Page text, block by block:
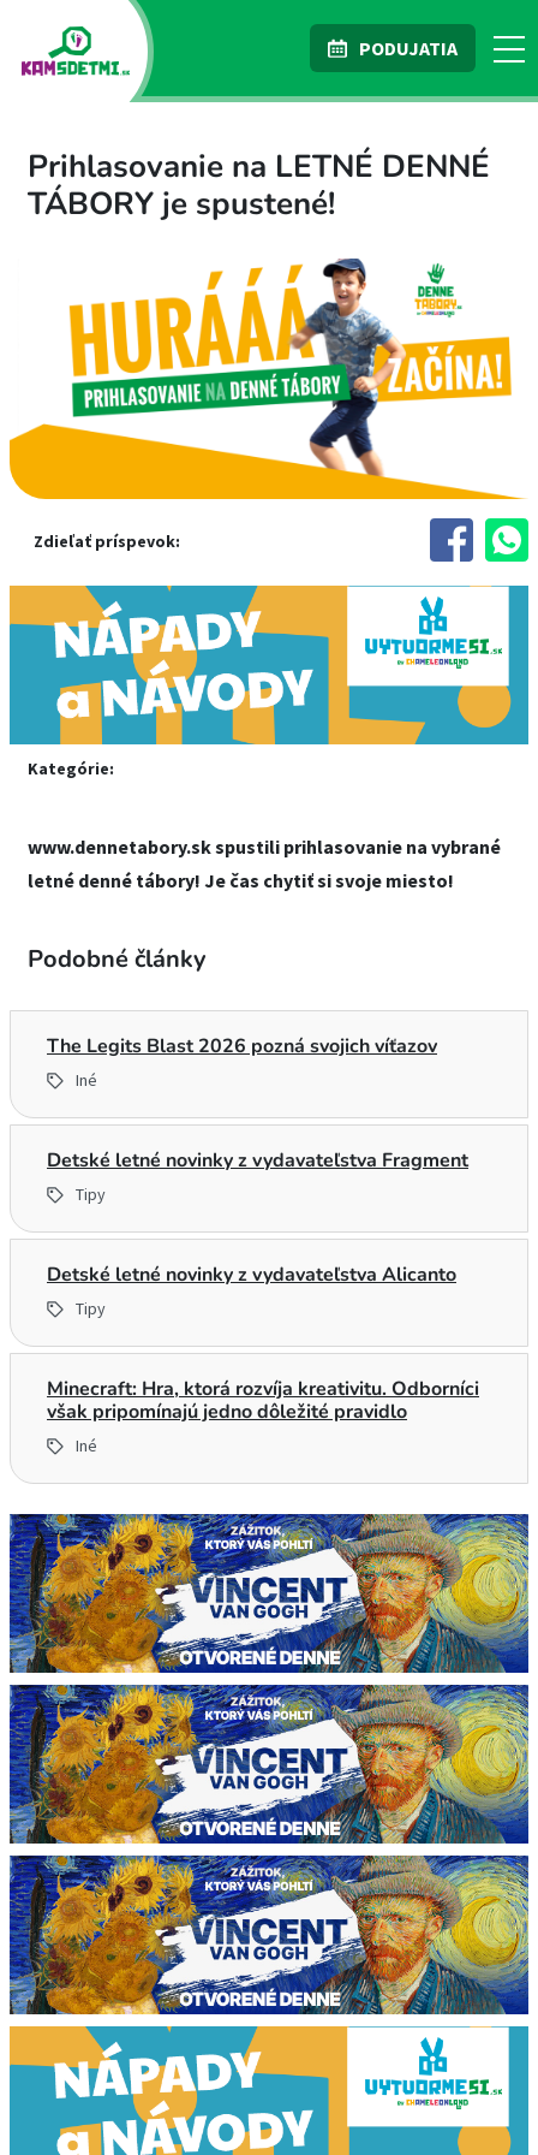
PODUJATIA
Prihlasovanie na LETNÉ DENNÉ
TÁBORY je spustené!
Zdieľať príspevok:
Kategórie:
www.dennetabory.sk spustili prihlasovanie na vybrané
letné denné tábory! Je čas chytiť si svoje miesto!
Podobné články
The Legits Blast 2026 pozná svojich víťazov
Iné
Detské letné novinky z vydavateľstva Fragment
Tipy
Detské letné novinky z vydavateľstva Alicanto
Tipy
Minecraft: Hra, ktorá rozvíja kreativitu. Odborníci
však pripomínajú jedno dôležité pravidlo
Iné